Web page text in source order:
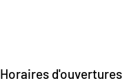
Horaires d'ouvertures